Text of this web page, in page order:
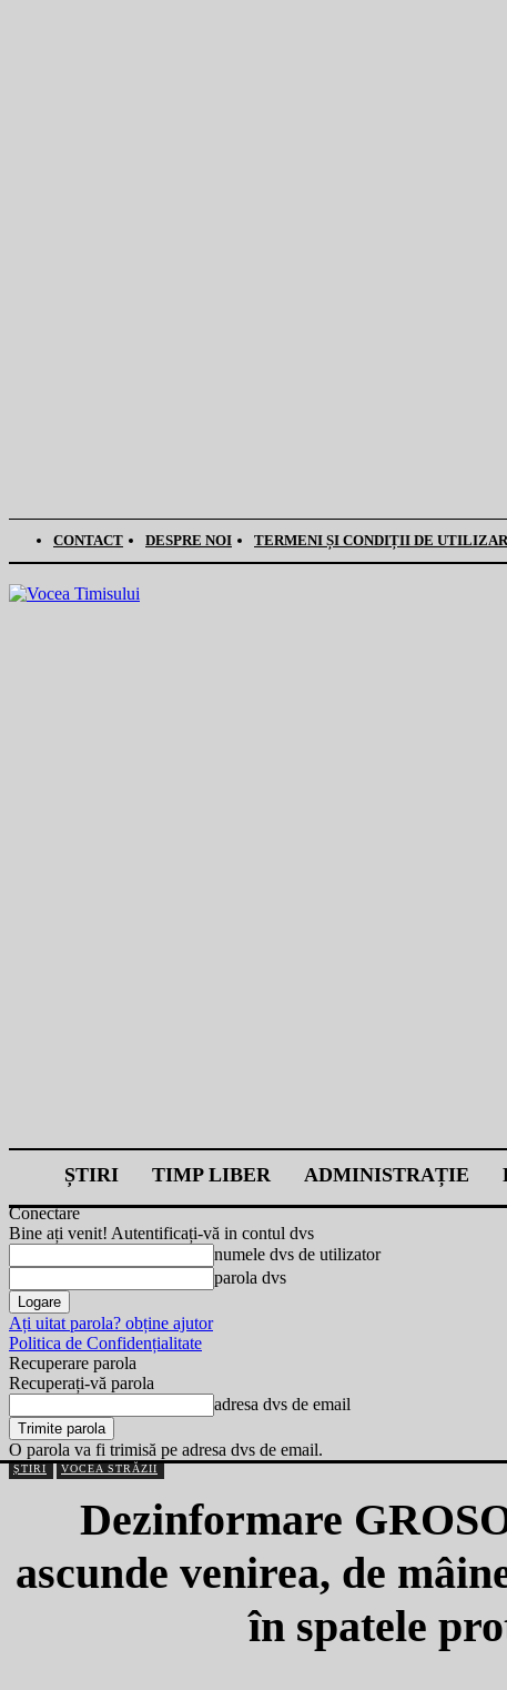
CONTACT DESPRE NOI TERMENI ȘI CONDIȚII DE
ȘTIRI TIMP LIBER ADMINISTRAȚIE
Conectare
Bine ați venit! Autentificați-vă in contul dvs
numele dvs de utilizator
parola dvs
Ați uitat parola? obține ajutor
Politica de Confidențialitate
Recuperare parola
Recuperați-vă parola
adresa dvs de email
O parola va fi trimisă pe adresa dvs de email.
ȘTIRI VOCEA STRĂZII
Dezinformare
ascunde venirea, de
în spatele